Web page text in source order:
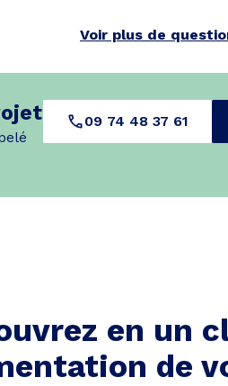
Voir plus de
09 74 48 37 61
en un
de